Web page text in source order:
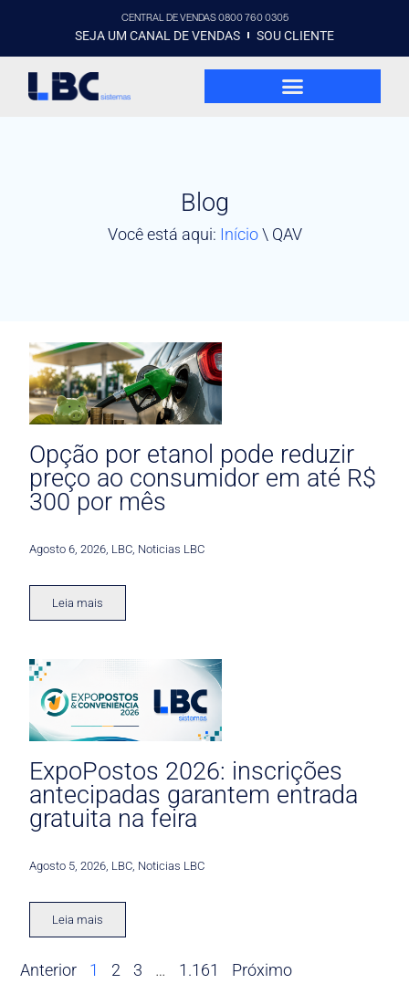
CENTRAL DE VENDAS 0800 760 0305
SEJA UM CANAL DE VENDAS SOU CLIENTE
Blog
Você está aqui: Início\ QAV
Opção por etanol pode reduzir
preço ao consumidor em até R$
300 por mês
Agosto 6, 2026 LBC Noticias LBC
Leia mais
ExpoPostos 2026: inscrições
antecipadas garantem entrada
gratuita na feira
Agosto 5, 2026 LBC Noticias LBC
Leia mais
Anterior 1 2 3 … 1.161 Próximo